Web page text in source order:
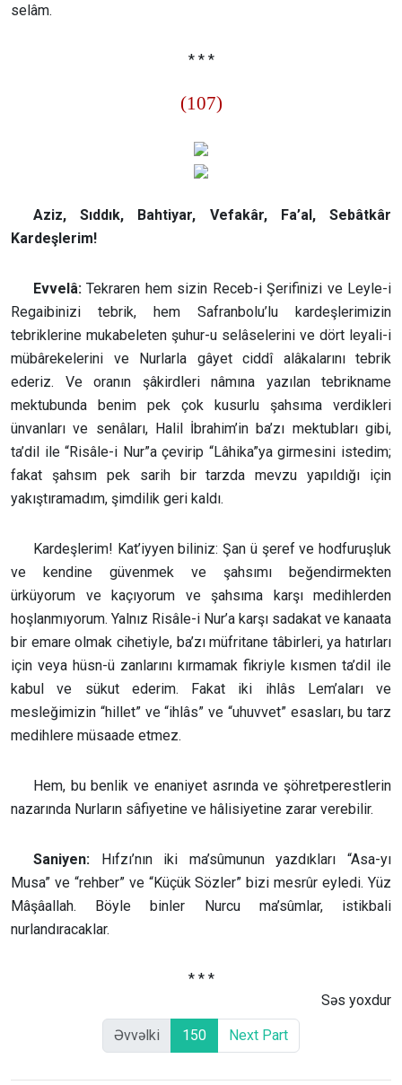
selâm.
* * *
(107)
Aziz, Sıddık, Bahtiyar, Vefakâr, Fa’al, Sebâtkâr
Kardeşlerim!
Evvelâ: Tekraren hem sizin Receb-i Şerifinizi ve Leyle-i
Regaibinizi tebrik, hem Safranbolu’lu kardeşlerimizin
tebriklerine mukabeleten şuhur-u selâselerini ve dört leyali-i
mübârekelerini ve Nurlarla gâyet ciddî alâkalarını tebrik
ederiz. Ve oranın şâkirdleri nâmına yazılan tebrikname
mektubunda benim pek çok kusurlu şahsıma verdikleri
ünvanları ve senâları, Halil İbrahim’in ba’zı mektubları gibi,
ta’dil ile “Risâle-i Nur”a çevirip “Lâhika”ya girmesini istedim;
fakat şahsım pek sarih bir tarzda mevzu yapıldığı için
yakıştıramadım, şimdilik geri kaldı.
Kardeşlerim! Kat’iyyen biliniz: Şan ü şeref ve hodfuruşluk
ve kendine güvenmek ve şahsımı beğendirmekten
ürküyorum ve kaçıyorum ve şahsıma karşı medihlerden
hoşlanmıyorum. Yalnız Risâle-i Nur’a karşı sadakat ve kanaata
bir emare olmak cihetiyle, ba’zı müfritane tâbirleri, ya hatırları
için veya hüsn-ü zanlarını kırmamak fikriyle kısmen ta’dil ile
kabul ve sükut ederim. Fakat iki ihlâs Lem’aları ve
mesleğimizin “hillet” ve “ihlâs” ve “uhuvvet” esasları, bu tarz
medihlere müsaade etmez.
Hem, bu benlik ve enaniyet asrında ve şöhretperestlerin
nazarında Nurların sâfiyetine ve hâlisiyetine zarar verebilir.
Saniyen: Hıfzı’nın iki ma’sûmunun yazdıkları “Asa-yı
Musa” ve “rehber” ve “Küçük Sözler” bizi mesrûr eyledi. Yüz
Mâşâallah. Böyle binler Nurcu ma’sûmlar, istikbali
nurlandıracaklar.
* * *
Səs yoxdur
Əvvəlki 150 Next Part